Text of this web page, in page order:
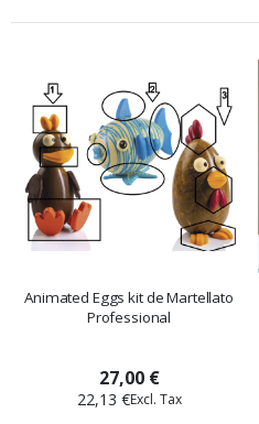
Animated Eggs kit de Martellato
Professional
27,00 €
22,13 €